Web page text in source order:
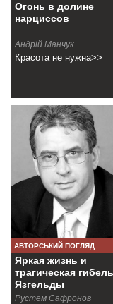
Огонь в долине
нарциссов
Андрiй Манчук
Красота не нужна>>
АВТОРСЬКИЙ ПОГЛЯД
Яркая жизнь и
трагическая гибель
Язгельды
Рустем Сафронов